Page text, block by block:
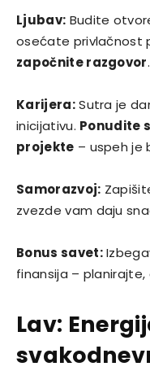
Ljubav: Budite
osećate privlačnost
započnite razgovor.
Karijera:Sutra je
inicijativu. Ponudite
projekte – uspeh je
Samorazvoj:
zvezde vam daju
Bonus savet:
finansija –
Lav: